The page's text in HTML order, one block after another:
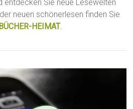
entdecken Sie neue Lesewelten
neuen schönerlesen finden Sie
HEIMAT.